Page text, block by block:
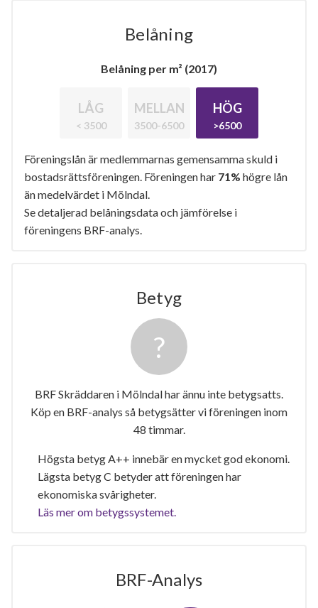
Belåning
Belåning per m² (2017)
LÅG
< 3500
MELLAN
3500-6500
HÖG
>6500
Föreningslån är medlemmarnas gemensamma skuld i
bostadsrättsföreningen. Föreningen har 71% högre lån
än medelvärdet i Mölndal.
Se detaljerad belåningsdata och jämförelse i
föreningens BRF-analys.
Betyg
BRF Skräddaren i Mölndal har ännu inte betygsatts.
Köp en BRF-analys så betygsätter vi föreningen inom
48 timmar.
Högsta betyg A++ innebär en mycket god ekonomi.
Lägsta betyg C betyder att föreningen har
ekonomiska svårigheter.
Läs mer om betygssystemet.
BRF-Analys